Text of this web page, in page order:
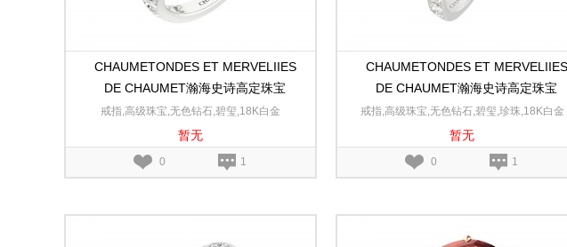
CHAUMETONDES ET MERVELIIES
DE CHAUMET瀚海史诗高定珠宝
Chant de Sirènes鲛韵颂歌白金戒指
戒指,高级珠宝,无色钻石,碧玺,18K白金
暂无
0 1
CHAUMETONDES ET MERVELIIES
DE CHAUMET瀚海史诗高定珠宝
Chant de Sirènes鲛韵颂歌白金戒指
戒指,高级珠宝,无色钻石,碧玺,珍珠,18K白金
暂无
0 1